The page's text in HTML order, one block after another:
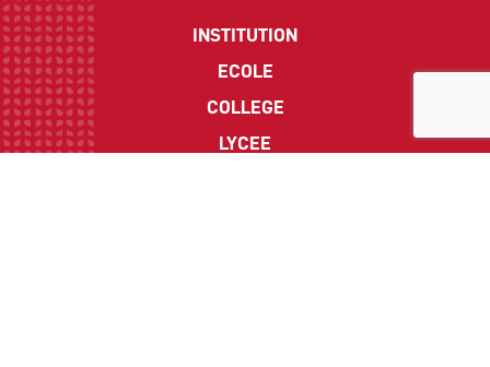
INSTITUTION
ECOLE
COLLEGE
LYCEE